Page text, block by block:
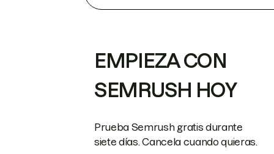
EMPIEZA CON
SEMRUSH HOY
Prueba Semrush gratis durante
siete días. Cancela cuando quieras.